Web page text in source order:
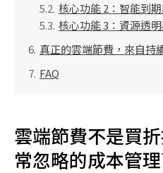
核心功能 2：智能到
核心功能 3：資源透
真正的雲端節費，來自持
FAQ
雲端節費不是買
常忽略的成本管